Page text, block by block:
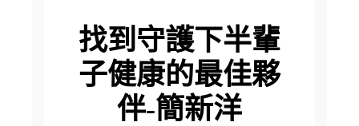
找到守護下半輩
子健康的最佳夥
伴-簡新洋